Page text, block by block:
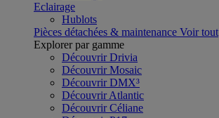
Eclairage
Hublots
Pièces détachées & maintenance Voir tout
Explorer par gamme
Découvrir Drivia
Découvrir Mosaic
Découvrir DMX³
Découvrir Atlantic
Découvrir Céliane